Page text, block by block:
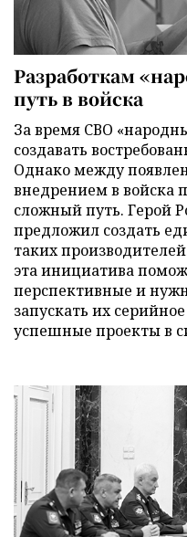
Разработкам
путь в войска
За время СВО
создавать
Однако между
внедрением в войска
сложный путь. Герой
предложил создать
таких
эта инициатива
перспективные и
запускать их
успешные проекты в